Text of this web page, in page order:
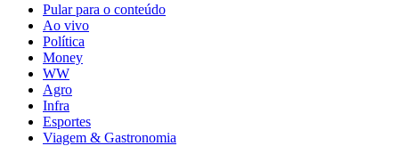
Pular para o conteúdo
Ao vivo
Política
Money
WW
Agro
Infra
Esportes
Viagem & Gastronomia